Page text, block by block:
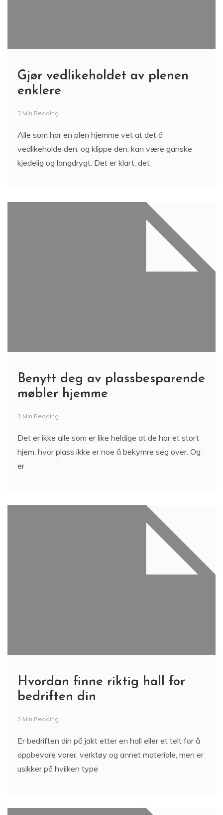
Gjør vedlikeholdet av plenen
enklere
3 Min Reading
Alle som har en plen hjemme vet at det å
vedlikeholde den, og klippe den, kan være ganske
kjedelig og langdrygt. Det er klart, det
Benytt deg av plassbesparende
møbler hjemme
3 Min Reading
Det er ikke alle som er like heldige at de har et stort
hjem, hvor plass ikke er noe å bekymre seg over. Og
er
Hvordan finne riktig hall for
bedriften din
3 Min Reading
Er bedriften din på jakt etter en hall eller et telt for å
oppbevare varer, verktøy og annet materiale, men er
usikker på hvilken type